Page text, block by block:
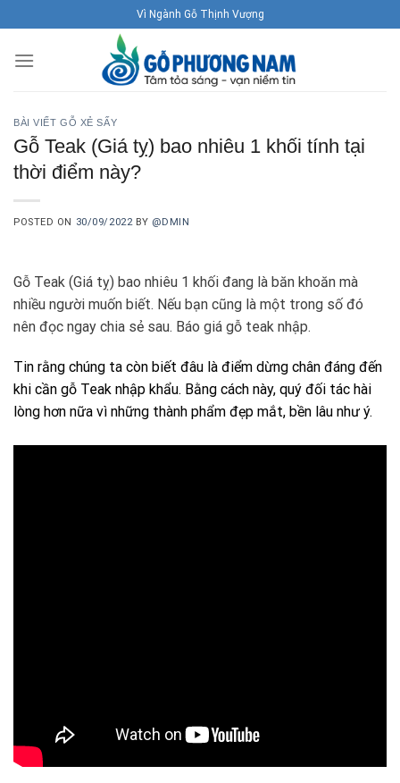
to
content
Vì Ngành Gỗ Thịnh Vượng
BÀI VIẾT GỖ XẺ SẤY
Gỗ Teak (Giá tỵ) bao nhiêu 1 khối tính tại
thời điểm này?
POSTED ON 30/09/2022 BY @DMIN
Gỗ Teak (Giá tỵ) bao nhiêu 1 khối đang là băn khoăn mà
nhiều người muốn biết. Nếu bạn cũng là một trong số đó
nên đọc ngay chia sẻ sau. Báo giá gỗ teak nhập.
Tin rằng chúng ta còn biết đâu là điểm dừng chân đáng đến
khi cần gỗ Teak nhập khẩu. Bằng cách này, quý đối tác hài
lòng hơn nữa vì những thành phẩm đẹp mắt, bền lâu như ý.